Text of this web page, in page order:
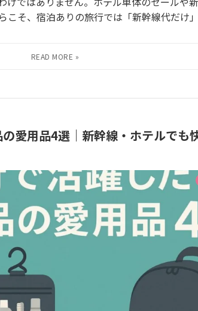
こそ、宿泊ありの旅行では「新幹線代だけ
愛用品4選｜新幹線・ホテルでも